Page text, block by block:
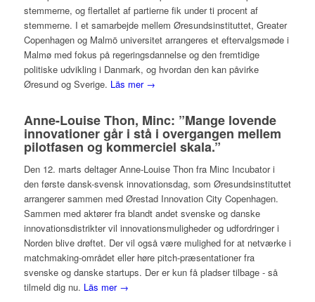
stemmerne, og flertallet af partierne fik under ti procent af
stemmerne. I et samarbejde mellem Øresundsinstituttet, Greater
Copenhagen og Malmö universitet arrangeres et eftervalgsmøde i
Malmø med fokus på regeringsdannelse og den fremtidige
politiske udvikling i Danmark, og hvordan den kan påvirke
Øresund og Sverige. Läs mer →
Anne-Louise Thon, Minc: ”Mange lovende
innovationer går i stå i overgangen mellem
pilotfasen og kommerciel skala.”
Den 12. marts deltager Anne-Louise Thon fra Minc Incubator i
den første dansk-svensk innovationsdag, som Øresundsinstituttet
arrangerer sammen med Ørestad Innovation City Copenhagen.
Sammen med aktører fra blandt andet svenske og danske
innovationsdistrikter vil innovationsmuligheder og udfordringer i
Norden blive drøftet. Der vil også være mulighed for at netværke i
matchmaking-området eller høre pitch-præsentationer fra
svenske og danske startups. Der er kun få pladser tilbage - så
tilmeld dig nu. Läs mer →